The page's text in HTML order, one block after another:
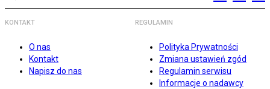
KONTAKT
O nas
Kontakt
Napisz do nas
REGULAMIN
Polityka Prywatności
Zmiana ustawień zgód
Regulamin serwisu
Informacje o nadawcy